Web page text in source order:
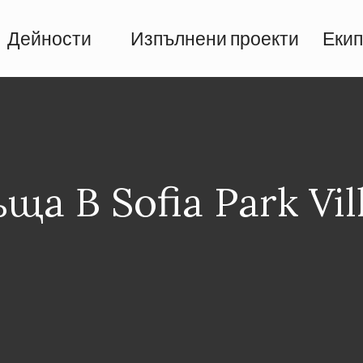
Дейности Изпълнени проекти Екип
В Sofia Park